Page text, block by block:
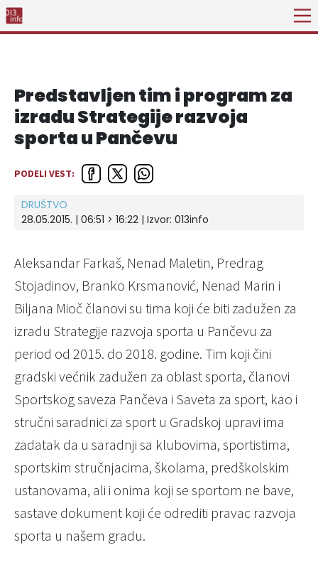
Predstavljen tim i program za
izradu Strategije razvoja
sporta u Pančevu
PODELI VEST:
DRUŠTVO
28.05.2015. | 06:51 > 16:22 | Izvor: 013info
Aleksandar Farkaš, Nenad Maletin, Predrag
Stojadinov, Branko Krsmanović, Nenad Marin i
Biljana Mioč članovi su tima koji će biti zadužen za
izradu Strategije razvoja sporta u Pančevu za
period od 2015. do 2018. godine. Tim koji čini
gradski većnik zadužen za oblast sporta, članovi
Sportskog saveza Pančeva i Saveta za sport, kao i
stručni saradnici za sport u Gradskoj upravi ima
zadatak da u saradnji sa klubovima, sportistima,
sportskim stručnjacima, školama, predškolskim
ustanovama, ali i onima koji se sportom ne bave,
sastave dokument koji će odrediti pravac razvoja
sporta u našem gradu.